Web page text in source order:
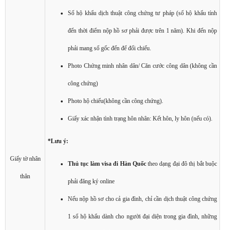
Giấy tờ nhân
thân
Sổ hộ khẩu dịch thuật công chứng tư pháp (sổ hộ khẩu tính
đến thời điểm nộp hồ sơ phải được trên 1 năm). Khi đến nộp
phải mang sổ gốc đến để đối chiếu.
Photo Chứng minh nhân dân/ Căn cước công dân (không cần
công chứng)
Photo hộ chiếu(không cần công chứng).
Giấy xác nhận tình trạng hôn nhân: Kết hôn, ly hôn (nếu có).
*Lưu ý:
Thủ tục làm visa đi Hàn Quốctheo dạng đại đô thị bắt buộc
phải đăng ký online
Nếu nộp hồ sơ cho cả gia đình, chỉ cần dịch thuật công chứng
1 sổ hộ khẩu dành cho người đại diện trong gia đình, những